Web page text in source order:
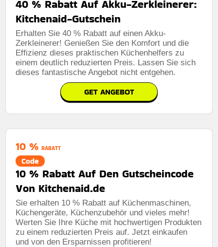
40 % Rabatt Auf Akku-Zerkleinerer:
Kitchenaid-Gutschein
Erhalten Sie 40 % Rabatt auf einen Akku-
Zerkleinerer! Genießen Sie den Komfort und die
Effizienz dieses praktischen Küchenhelfers zu
einem deutlich reduzierten Preis. Lassen Sie sich
dieses fantastische Angebot nicht entgehen.
GET ANGEBOT
10 % RABATT
Code
10 % Rabatt Auf Den Gutscheincode
Von Kitchenaid.de
Sie erhalten 10 % Rabatt auf Küchenmaschinen,
Küchengeräte, Küchenzubehör und vieles mehr!
Werten Sie Ihre Küche mit hochwertigen Produkten
zu einem reduzierten Preis auf. Jetzt einkaufen
und von den Ersparnissen profitieren!